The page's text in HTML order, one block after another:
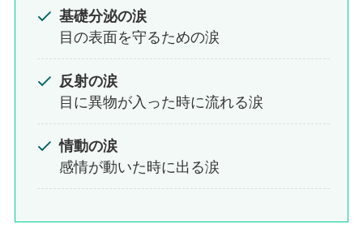
基礎分泌の涙
目の表面を守るための涙
反射の涙
目に異物が入った時に流れる涙
情動の涙
感情が動いた時に出る涙